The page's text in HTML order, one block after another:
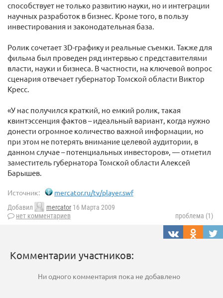
способствует не только развитию науки, но и интеграции
научных разработок в бизнес. Кроме того, в пользу
инвестирования и законодательная база.
Ролик сочетает 3D-графику и реальные съемки. Также для
фильма был проведен ряд интервью с представителями
власти, науки и бизнеса. В частности, на ключевой вопрос
сценария отвечает губернатор Томской области Виктор
Кресс.
«У нас получился краткий, но емкий ролик, такая
квинтэссенция фактов – идеальный вариант, когда нужно
донести огромное количество важной информации, но
при этом не потерять внимание целевой аудитории, в
данном случае – потенциальных инвесторов», — отметил
заместитель губернатора Томской области Алексей
Барышев.
Источник: mercator.ru/tv/player.swf
Добавил mercator 16 Марта 2009
нет комментариев
проблема (1)
Комментарии участников:
Ни одного комментария пока не добавлено